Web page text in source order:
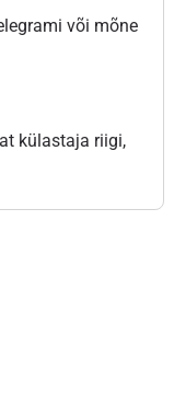
või mõne
külastaja riigi,